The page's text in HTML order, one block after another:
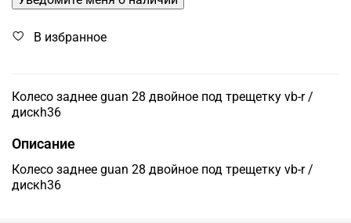
В избранное
Колесо заднее guan 28 двойное под трещетку vb-r /
дискh36
Описание
Колесо заднее guan 28 двойное под трещетку vb-r /
дискh36